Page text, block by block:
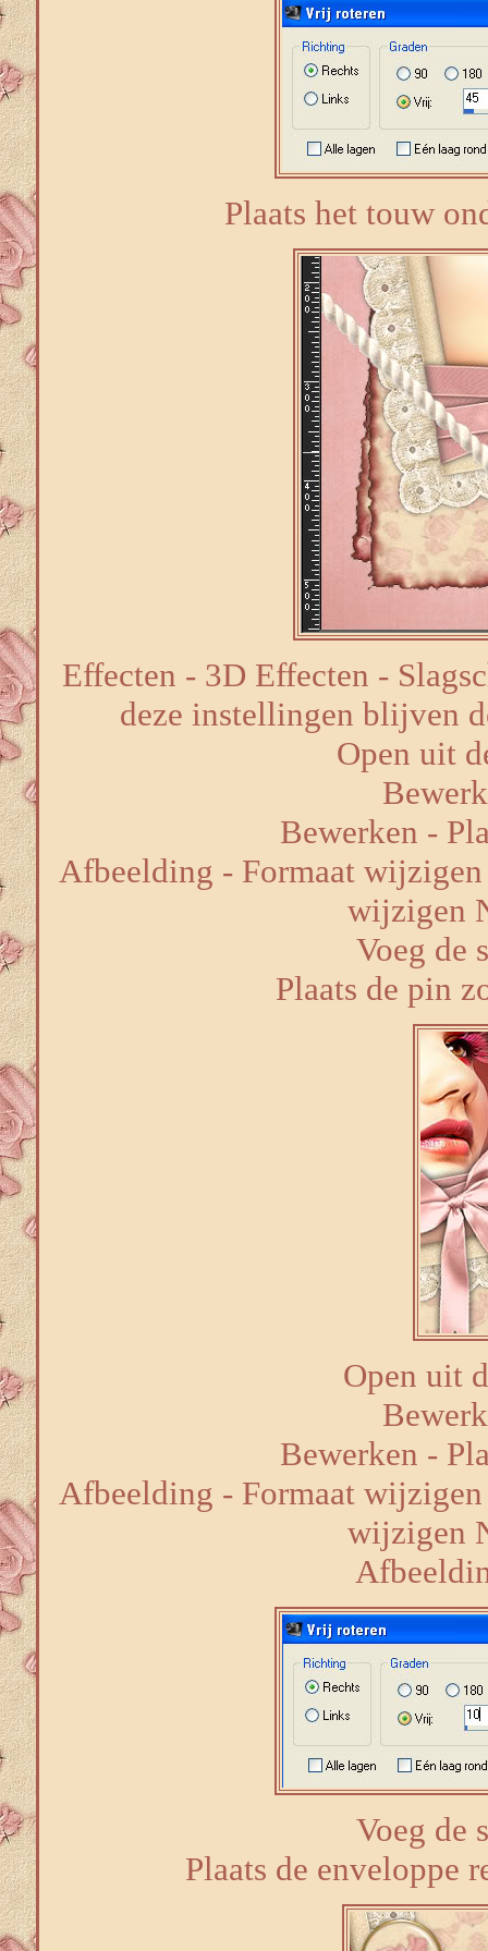
Plaats het touw
Effecten - 3D Effecten -
deze instellingen blijven
Open uit
Bewerken -
Afbeelding - Formaat
wijzigen
Voeg de
Plaats de pin
Open uit
Bewerken -
Afbeelding - Formaat
wijzigen
Voeg de
Plaats de enveloppe